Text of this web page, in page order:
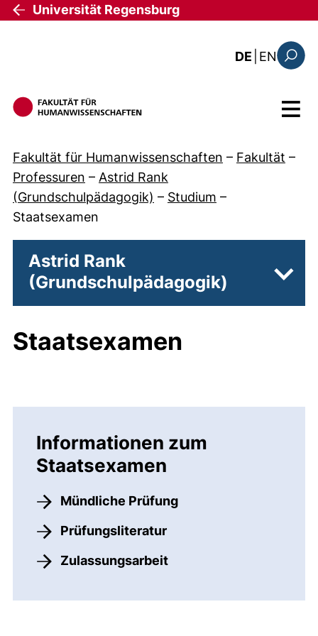
Direkt zum Inhalt
Universität Regensburg
DE EN: the
Menü
Fakultät für Humanwissenschaften – Fakultät –
Professuren – Astrid Rank
(Grundschulpädagogik) – Studium –
Staatsexamen
Astrid Rank
(Grundschulpädagogik)
Staatsexamen
Informationen zum
Staatsexamen
Mündliche Prüfung
Prüfungsliteratur
Zulassungsarbeit